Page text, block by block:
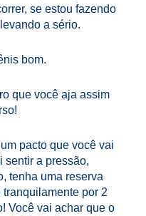
se estou fazendo
a sério.
bom.
que você aja assim
pacto que você vai
sentir a pressão,
tenha uma reserva
por 2
Você vai achar que o